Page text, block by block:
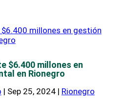
$6.400 millones en
en Rionegro
| Sep 25, 2024| Rionegro